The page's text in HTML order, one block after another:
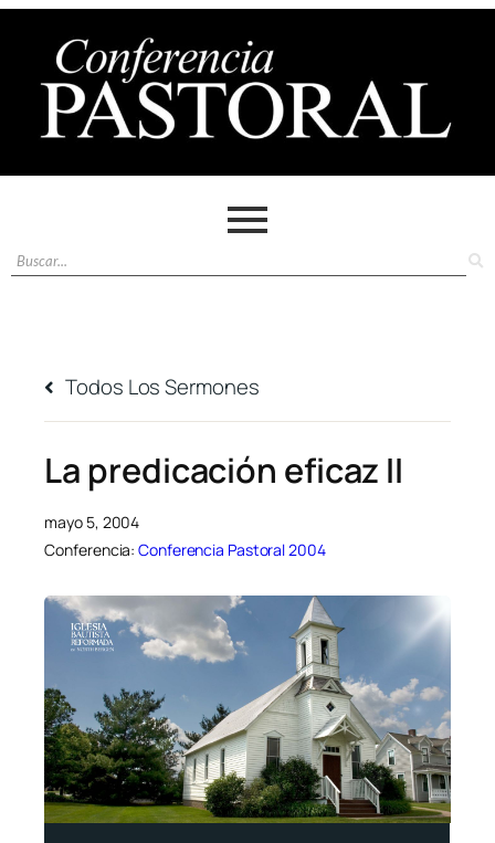
Todos Los Sermones
La predicación eficaz II
mayo 5, 2004
Conferencia:Conferencia Pastoral 2004